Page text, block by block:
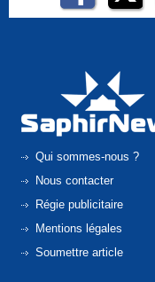
Qui sommes-nous ?
Nous contacter
Régie publicitaire
Mentions légales
Soumettre article